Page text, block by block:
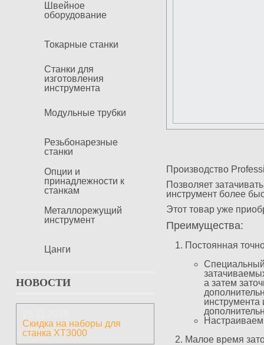
Швейное
оборудование
Токарные станки
Станки для
изготовления
инструмента
Модульные трубки
Резьбонарезные
станки
Опции и
принадлежности к
станкам
Металлорежущий
инструмент
Цанги
НОВОСТИ
Скидка на наборы для
станка ХТ3000
Производство
Позволяет
инструмент более
Этот товар уже
Преимущества:
Постоянная
Специальный
а затем
Малое время